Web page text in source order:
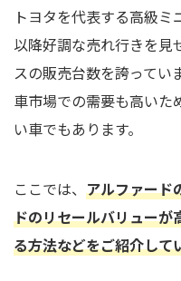
トヨタを代表する高級
以降好調な売れ行きを見
スの販売台数を誇ってい
車市場での需要も高いた
い車でもあります。
ここでは、 アルファード
ドのリセールバリューが
る方法などをご紹介して